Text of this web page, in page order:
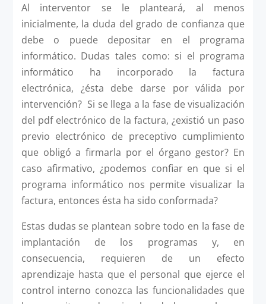
Al interventor se le planteará, al menos
inicialmente, la duda del grado de confianza que
debe o puede depositar en el programa
informático. Dudas tales como: si el programa
informático ha incorporado la factura
electrónica, ¿ésta debe darse por válida por
intervención? Si se llega a la fase de visualización
del pdf electrónico de la factura, ¿existió un paso
previo electrónico de preceptivo cumplimiento
que obligó a firmarla por el órgano gestor? En
caso afirmativo, ¿podemos confiar en que si el
programa informático nos permite visualizar la
factura, entonces ésta ha sido conformada?
Estas dudas se plantean sobre todo en la fase de
implantación de los programas y, en
consecuencia, requieren de un efecto
aprendizaje hasta que el personal que ejerce el
control interno conozca las funcionalidades que